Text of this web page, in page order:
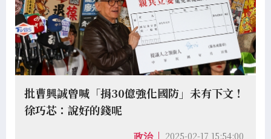
批曹興誠曾喊「捐30億強化國防」未有下文！
徐巧芯：說好的錢呢
2025-02-17 15:54:00